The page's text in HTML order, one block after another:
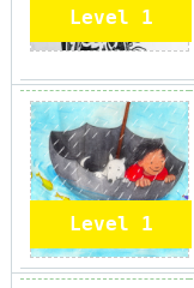
Level 1
Level 1